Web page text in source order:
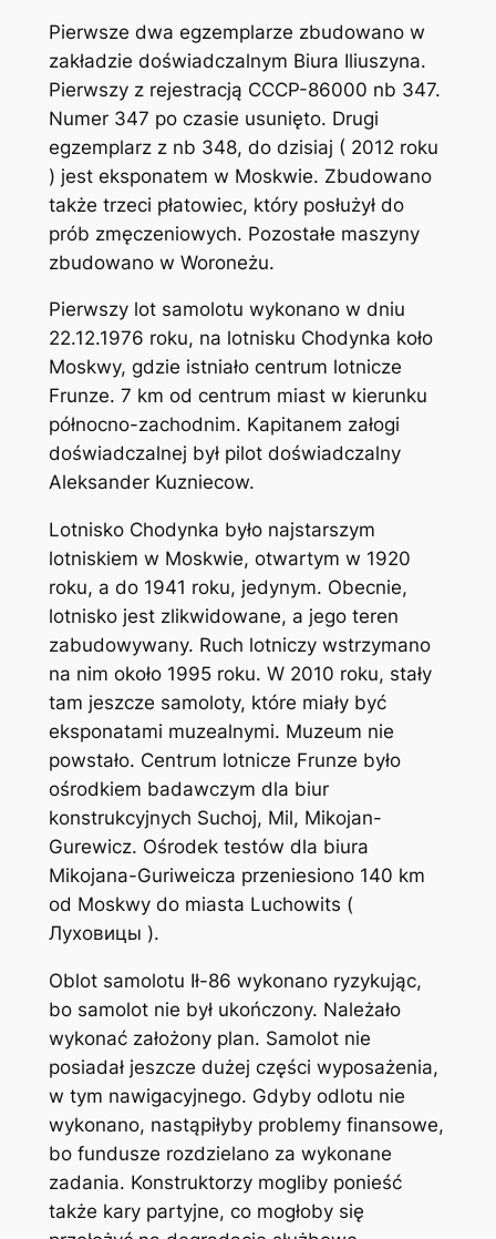
Pierwsze dwa egzemplarze zbudowano w
zakładzie doświadczalnym Biura Iliuszyna.
Pierwszy z rejestracją CCCP-86000 nb 347.
Numer 347 po czasie usunięto. Drugi
egzemplarz z nb 348, do dzisiaj ( 2012 roku
) jest eksponatem w Moskwie. Zbudowano
także trzeci płatowiec, który posłużył do
prób zmęczeniowych. Pozostałe maszyny
zbudowano w Woroneżu.
Pierwszy lot samolotu wykonano w dniu
22.12.1976 roku, na lotnisku Chodynka koło
Moskwy, gdzie istniało centrum lotnicze
Frunze. 7 km od centrum miast w kierunku
północno-zachodnim. Kapitanem załogi
doświadczalnej był pilot doświadczalny
Aleksander Kuzniecow.
Lotnisko Chodynka było najstarszym
lotniskiem w Moskwie, otwartym w 1920
roku, a do 1941 roku, jedynym. Obecnie,
lotnisko jest zlikwidowane, a jego teren
zabudowywany. Ruch lotniczy wstrzymano
na nim około 1995 roku. W 2010 roku, stały
tam jeszcze samoloty, które miały być
eksponatami muzealnymi. Muzeum nie
powstało. Centrum lotnicze Frunze było
ośrodkiem badawczym dla biur
konstrukcyjnych Suchoj, Mil, Mikojan-
Gurewicz. Ośrodek testów dla biura
Mikojana-Guriweicza przeniesiono 140 km
od Moskwy do miasta Luchowits (
Луховицы ).
Oblot samolotu Ił-86 wykonano ryzykując,
bo samolot nie był ukończony. Należało
wykonać założony plan. Samolot nie
posiadał jeszcze dużej części wyposażenia,
w tym nawigacyjnego. Gdyby odlotu nie
wykonano, nastąpiłyby problemy finansowe,
bo fundusze rozdzielano za wykonane
zadania. Konstruktorzy mogliby ponieść
także kary partyjne, co mogłoby się